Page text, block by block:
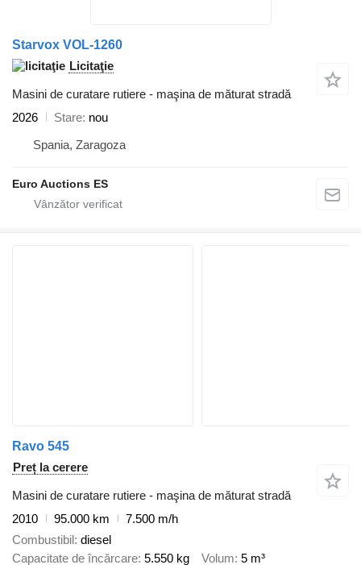
Starvox VOL-1260
Licitaţie
Masini de curatare rutiere - maşina de măturat stradă
2026
Stare nou
Spania, Zaragoza
Euro Auctions ES
Ravo 545
Preț la cerere
Masini de curatare rutiere - maşina de măturat stradă
2010
95.000 km
7.500 m/h
Combustibil diesel
Capacitate de încărcare 5.550 kg Volum 5 m³